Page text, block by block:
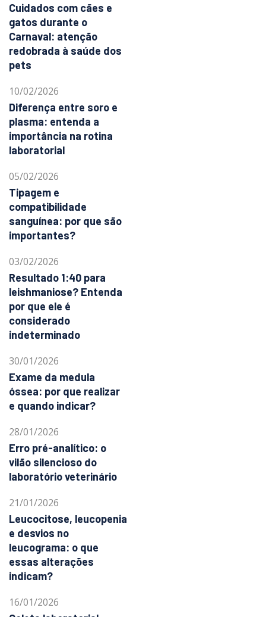
Cuidados com cães e
gatos durante o
Carnaval: atenção
redobrada à saúde dos
pets
10/02/2026
Diferença entre soro e
plasma: entenda a
importância na rotina
laboratorial
05/02/2026
Tipagem e
compatibilidade
sanguínea: por que são
importantes?
03/02/2026
Resultado 1:40 para
leishmaniose? Entenda
por que ele é
considerado
indeterminado
30/01/2026
Exame da medula
óssea: por que realizar
e quando indicar?
28/01/2026
Erro pré-analítico: o
vilão silencioso do
laboratório veterinário
21/01/2026
Leucocitose, leucopenia
e desvios no
leucograma: o que
essas alterações
indicam?
16/01/2026